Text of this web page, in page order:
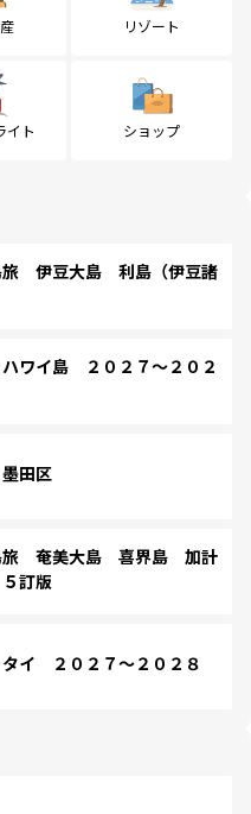
リゾート
イト ショップ
伊豆大島 利島（伊豆諸
ワイ島 ２０２７～２０２
田区
旅 奄美大島 喜界島 加計
訂版
イ ２０２７～２０２８